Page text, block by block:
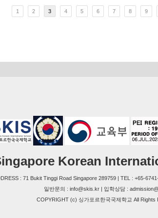
1 2 3 4 5 6 7 8 9
Korean
: 71 Bukit Tinggi Road Singapore 289759 | TEL : +65-
일반문의 : info@skis.kr | 입학상담 :
COPYRIGHT (c) 싱가포르한국국제학교 All Rights